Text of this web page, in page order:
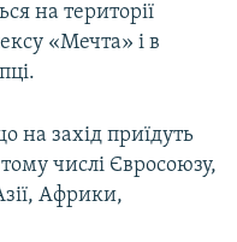
на території
«Мечта» і в
на захід приїдуть
числі Євросоюзу,
Африки,